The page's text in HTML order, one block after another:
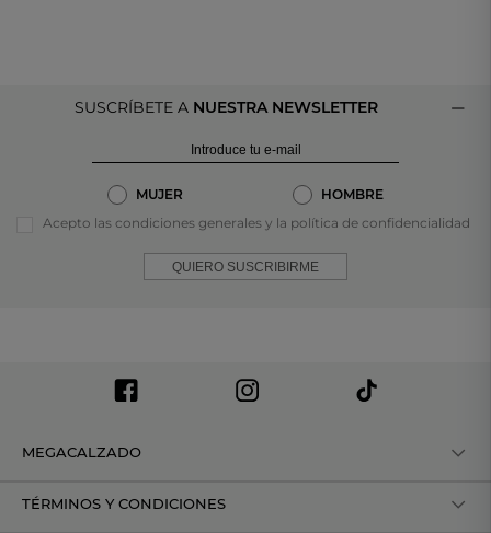
SUSCRÍBETE A NUESTRA NEWSLETTER
MUJER
HOMBRE
Acepto las condiciones generales y la política de confidencialidad
QUIERO SUSCRIBIRME
MEGACALZADO
TÉRMINOS Y CONDICIONES